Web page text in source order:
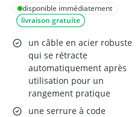
Mini cadenas pour
vélo, trottinette, roller
et bagages
disponible immédiatement
livraison gratuite
un câble en acier robuste
qui se rétracte
automatiquement après
utilisation pour un
rangement pratique
une serrure à code